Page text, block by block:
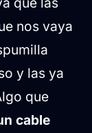
nos vaya
y las ya
que
cable